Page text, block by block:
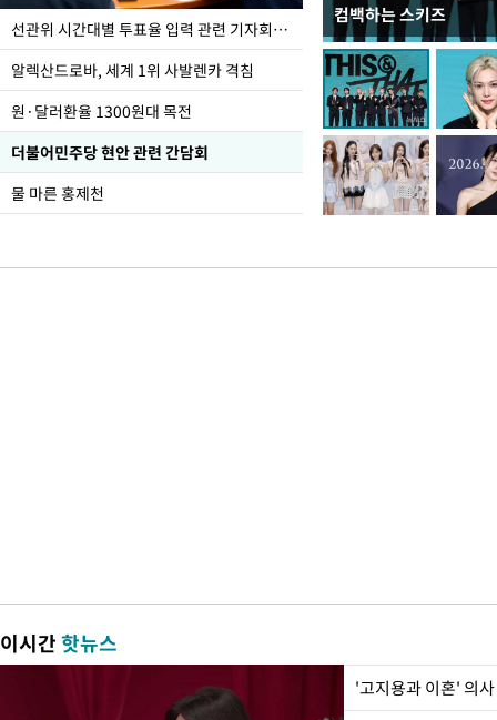
선관위 시간대별 투표율 입력 관련 기자회견하는 주진우 의원
알렉산드로바, 세계 1위 사발렌카 격침
원·달러환율 1300원대 목전
더불어민주당 현안 관련 간담회
물 마른 홍제천
컴백하는 스키즈
주유소 기름값 12주
이시간핫뉴스
'고지용과 이혼' 의